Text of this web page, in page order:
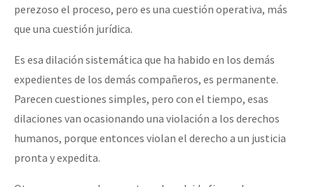
perezoso el proceso, pero es una cuestión operativa, más
que una cuestión jurídica.
Es esa dilación sistemática que ha habido en los demás
expedientes de los demás compañeros, es permanente.
Parecen cuestiones simples, pero con el tiempo, esas
dilaciones van ocasionando una violación a los derechos
humanos, porque entonces violan el derecho a un justicia
pronta y expedita.